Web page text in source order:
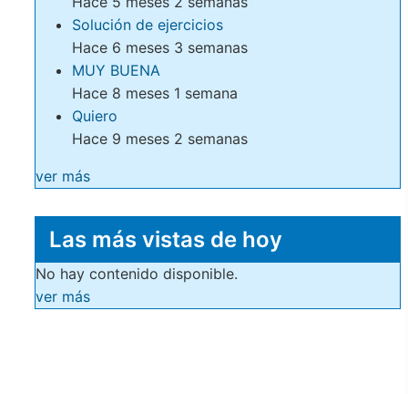
Solución de ejercicios
Hace 6 meses 3 semanas
MUY BUENA
Hace 8 meses 1 semana
Quiero
Hace 9 meses 2 semanas
ver más
Las más vistas de hoy
No hay contenido disponible.
ver más